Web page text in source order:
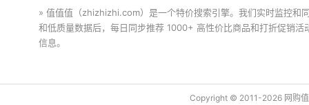
» 值值值（zhizhizhi.com）是一个特价搜索引擎。我们实时监控和
和低质量数据后，每日同步推荐 1000+ 高性价比商品和打折促销
信息。
Copyright © 2011-2026 网购